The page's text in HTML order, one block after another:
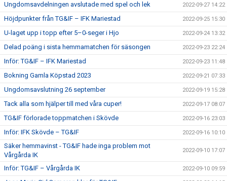
Ungdomsavdelningen avslutade med spel och lek 2022-09-27 14:22
Höjdpunkter från TG&IF – IFK Mariestad 2022-09-25 15:30
U-laget upp i topp efter 5–0-seger i Hjo 2022-09-24 13:32
Delad poäng i sista hemmamatchen för säsongen 2022-09-23 22:24
Inför: TG&IF – IFK Mariestad 2022-09-23 11:48
Bokning Gamla Köpstad 2023 2022-09-21 07:33
Ungdomsavslutning 26 september 2022-09-19 15:28
Tack alla som hjälper till med våra cuper! 2022-09-17 08:07
TG&IF förlorade toppmatchen i Skövde 2022-09-16 23:03
Inför: IFK Skövde – TG&IF 2022-09-16 10:10
Säker hemmavinst - TG&IF hade inga problem mot
Vårgårda IK
2022-09-10 17:07
Inför: TG&IF – Vårgårda IK 2022-09-10 09:59